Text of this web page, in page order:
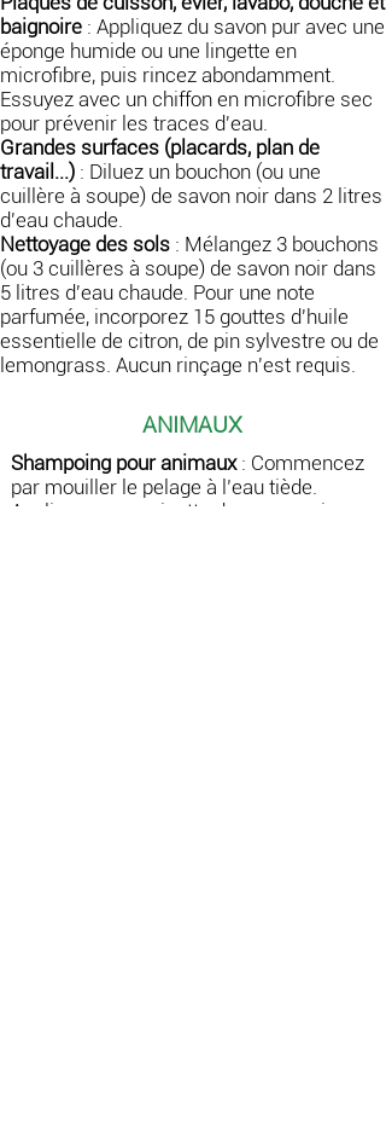
baignoire : Appliquez du savon pur avec une
éponge humide ou une lingette en
microfibre, puis rincez abondamment.
Essuyez avec un chiffon en microfibre sec
pour prévenir les traces d'eau.
Grandes surfaces (placards, plan de
travail...) : Diluez un bouchon (ou une
cuillère à soupe) de savon noir dans 2 litres
d'eau chaude.
Nettoyage des sols : Mélangez 3 bouchons
(ou 3 cuillères à soupe) de savon noir dans
5 litres d'eau chaude. Pour une note
parfumée, incorporez 15 gouttes d'huile
essentielle de citron, de pin sylvestre ou de
lemongrass. Aucun rinçage n'est requis.
ANIMAUX
Shampoing pour animaux: Commencez
par mouiller le pelage à l’eau tiède.
Appliquez une noisette de savon noir